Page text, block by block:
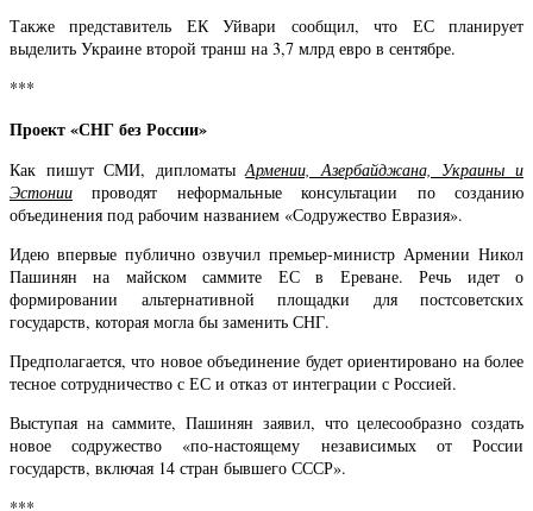
Также представитель ЕК Уйвари сообщил, что ЕС планирует
выделить Украине второй транш на 3,7 млрд евро в сентябре.
***
Проект «СНГ без России»
Как пишут СМИ, дипломатыАрмении, Азербайджана, Украины и
Эстонии
проводят неформальные консультации по созданию
объединения под рабочим названием «Содружество Евразия».
Идею впервые публично озвучил премьер-министр Армении Никол
Пашинян на майском саммите ЕС в Ереване. Речь идет о
формировании альтернативной площадки для постсоветских
государств, которая могла бы заменить СНГ.
Предполагается, что новое объединение будет ориентировано на более
тесное сотрудничество с ЕС и отказ от интеграции с Россией.
Выступая на саммите, Пашинян заявил, что целесообразно создать
новое содружество «по-настоящему независимых от России
государств, включая 14 стран бывшего СССР».